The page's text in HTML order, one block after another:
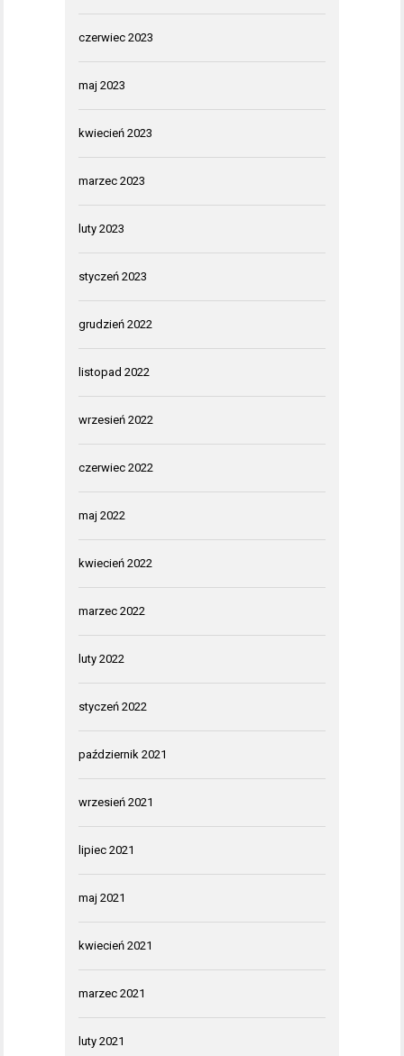
czerwiec 2023
maj 2023
kwiecień 2023
marzec 2023
luty 2023
styczeń 2023
grudzień 2022
listopad 2022
wrzesień 2022
czerwiec 2022
maj 2022
kwiecień 2022
marzec 2022
luty 2022
styczeń 2022
październik 2021
wrzesień 2021
lipiec 2021
maj 2021
kwiecień 2021
marzec 2021
luty 2021